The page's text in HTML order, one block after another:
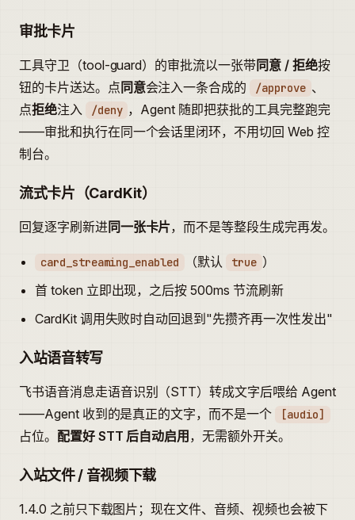
审批卡片
工具守卫（tool-guard）的审批流以一张带同意 / 拒绝按
钮的卡片送达。点 同意会注入一条合成的 /approve 、
点拒绝注入 /deny ，Agent 随即把获批的工具完整跑完
——审批和执行在同一个会话里闭环，不用切回 Web 控
制台。
流式卡片（CardKit）
回复逐字刷新进同一张卡片，而不是等整段生成完再发。
card_streaming_enabled （默认 true ）
首 token 立即出现，之后按 500ms 节流刷新
CardKit 调用失败时自动回退到"先攒齐再一次性发出"
入站语音转写
飞书语音消息走语音识别（STT）转成文字后喂给 Agent
——Agent 收到的是真正的文字，而不是一个
[audio]
占位。 配置好 STT 后自动启用 ，无需额外开关。
入站文件 / 音视频下载
1.4.0 之前只下载图片；现在文件、音频、视频也会被下